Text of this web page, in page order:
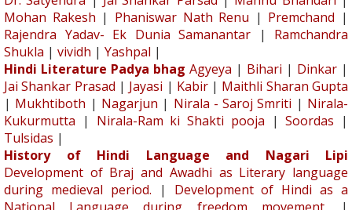
Mohan Rakesh | Phaniswar Nath Renu | Premchand |
Rajendra Yadav- Ek Dunia Samanantar | Ramchandra
Shukla | vividh | Yashpal |
Hindi Literature Padya bhag Agyeya | Bihari | Dinkar |
Jai Shankar Prasad | Jayasi | Kabir| Maithli Sharan Gupta
| Mukhtiboth | Nagarjun | Nirala - Saroj Smriti | Nirala-
Kukurmutta | Nirala-Ram ki Shakti pooja |Soordas |
Tulsidas |
History of Hindi Language and Nagari Lipi
Development of Braj and Awadhi as Literary language
during medieval period. | Development of Hindi as a